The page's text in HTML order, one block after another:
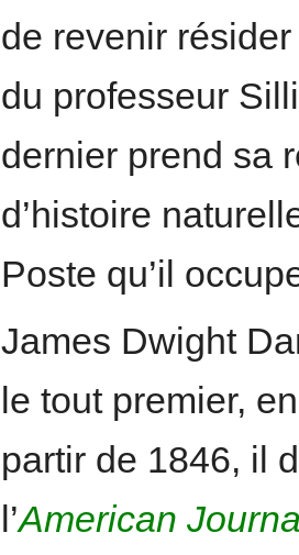
de revenir
du professeur
dernier prend sa
d’histoire
Poste qu’il
James Dwight
le tout premier,
partir de 1846, il
l’American